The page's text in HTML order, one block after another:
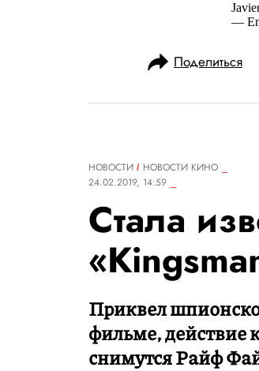
—
Поделиться
НОВОСТИ
НОВОСТИ КИНО
24.02.2019, 14:59
Стала
Приквел
фильме, действие
снимутся Райф